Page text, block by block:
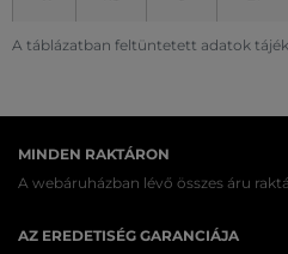
A táblázatban feltüntetett adatok
MINDEN RAKTÁRON
A webáruházban lévő összes áru
AZ EREDETISÉG GARANCIÁJA